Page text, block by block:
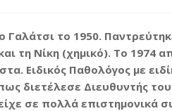
το 1950.
τη Νίκη (χημικό). Το 1974
Ειδικός Παθολόγος με
διετέλεσε Διευθυντής
σε πολλά επιστημονικά